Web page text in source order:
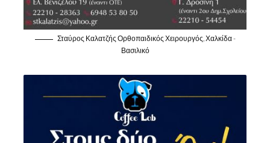
Σταύρος Καλατζής Ορθοπαιδικός Χειρουργός, Χαλκίδα -
Βασιλικό